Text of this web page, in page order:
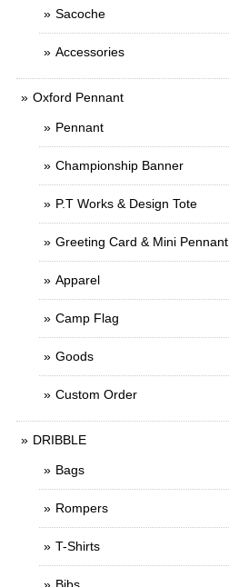
Sacoche
Accessories
Oxford Pennant
Pennant
Championship Banner
P.T Works & Design Tote
Greeting Card & Mini Pennant
Apparel
Camp Flag
Goods
Custom Order
DRIBBLE
Bags
Rompers
T-Shirts